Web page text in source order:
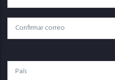
Electrónico
Confirmar Correo
País